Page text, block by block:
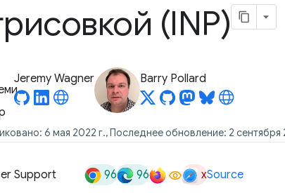
(INP)
Jeremy Wagner Barry Pollard
6 мая 2022 г., Последнее обновление: 2 сентября
Support 96 96 xSource